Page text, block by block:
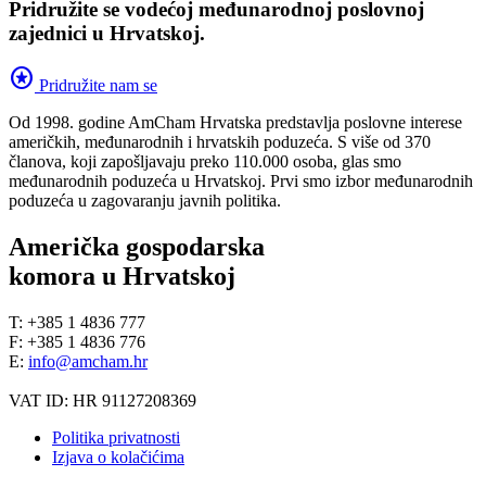
Pridružite se vodećoj međunarodnoj poslovnoj
zajednici u Hrvatskoj.
stars Pridružite nam se
Od 1998. godine AmCham Hrvatska predstavlja poslovne interese
američkih, međunarodnih i hrvatskih poduzeća. S više od 370
članova, koji zapošljavaju preko 110.000 osoba, glas smo
međunarodnih poduzeća u Hrvatskoj. Prvi smo izbor međunarodnih
poduzeća u zagovaranju javnih politika.
Američka gospodarska
komora u Hrvatskoj
T: +385 1 4836 777
F: +385 1 4836 776
E: info@amcham.hr
VAT ID: HR 91127208369
Politika privatnosti
Izjava o kolačićima